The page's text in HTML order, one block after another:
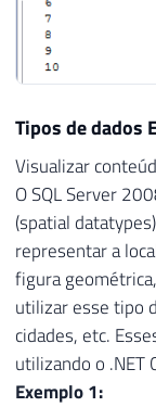
Tipos de dados
Visualizar
O SQL Server
(spatial
representar a
figura
utilizar esse tipo
cidades, etc.
utilizando o .NET
Exemplo 1: